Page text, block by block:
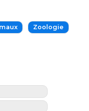
Zoologie